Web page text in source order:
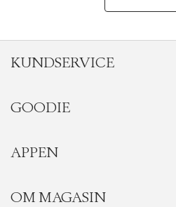
KUNDSERVICE
Onlineköp
Orderstatus
Leverans
GOODIE
Förmåner
Vanliga frågor
APPEN
Se medlemsfördelarna i
OM MAGASIN